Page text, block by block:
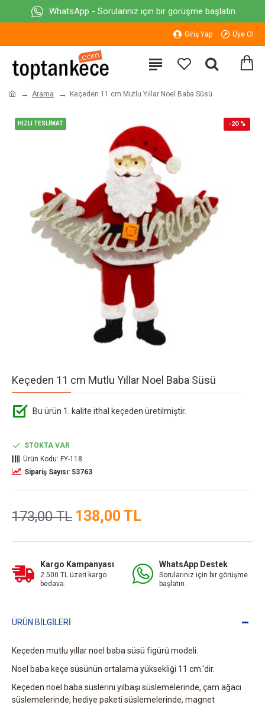
WhatsApp - Sorularınız için bir görüşme başlatın.
Giriş Yap Üye Ol
Arama Keçeden 11 cm Mutlu Yıllar Noel Baba Süsü
HIZLI TESLİMAT -20 %
Keçeden 11 cm Mutlu Yıllar Noel Baba Süsü
Bu ürün 1. kalite ithal keçeden üretilmiştir.
138,00 TL
173,00 TL
STOKTA VAR
Ürün Kodu: FY-118
Sipariş Sayısı: 53763
Kargo Kampanyası
2.500 TL üzeri kargo
bedava.
WhatsApp Destek
Sorularınız için bir görüşme
başlatın.
ÜRÜN BILGILERI
Keçeden mutlu yıllar noel baba süsü figürü modeli.
Noel baba keçe süsünün ortalama yüksekliği 11 cm.'dir.
Keçeden noel baba süslerini yılbaşı süslemelerinde, çam ağacı
süslemelerinde, hediye paketi süslemelerinde, magnet